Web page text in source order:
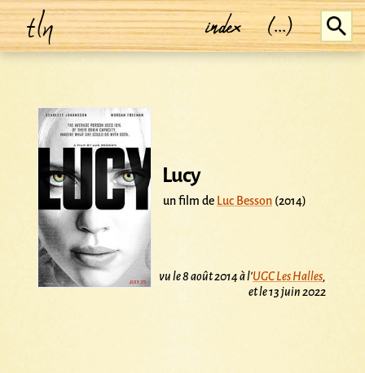
tln index (...)
Lucy
un film de Luc Besson (2014)
vu le 8 août 2014 à l'UGC Les Halles,
et le 13 juin 2022